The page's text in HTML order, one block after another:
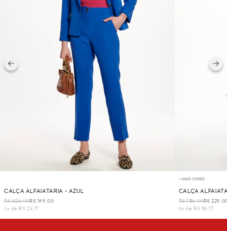
CALÇA ALFAIATARIA - AZUL
R$ 828,00R$ 169,00
6x de R$ 28,17
+ MAIS CORES
CALÇA
R$ 738,00R$
6x de R$ 38,17